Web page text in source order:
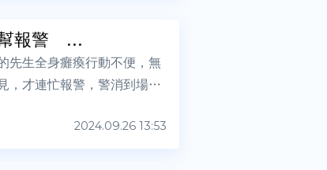
幫報警 ...
2024.09.26 13:53
先生全身癱瘓行動不便，無
，才連忙報警，警消到場破